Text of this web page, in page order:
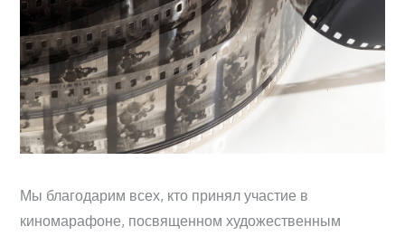
Мы благодарим всех, кто принял участие в
киномарафоне, посвященном художественным